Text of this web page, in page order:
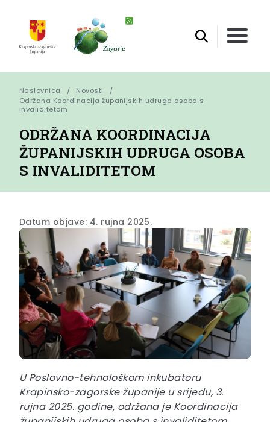
Naslovnica
Novosti
Održana Koordinacija županijskih udruga osoba s
invaliditetom
ODRŽANA KOORDINACIJA
ŽUPANIJSKIH UDRUGA OSOBA
S INVALIDITETOM
Datum objave: 4. rujna 2025.
U Poslovno-tehnološkom inkubatoru
Krapinsko-zagorske županije u srijedu, 3.
rujna 2025. godine, održana je Koordinacija